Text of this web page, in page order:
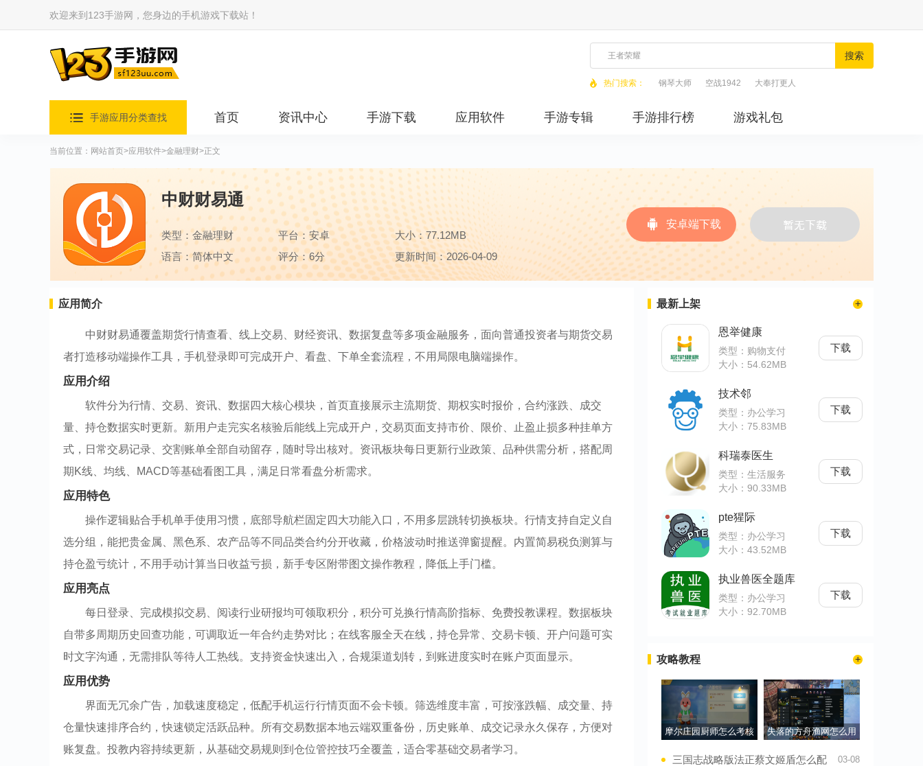
欢迎来到123手游网，您身边的手机游戏下载站！
搜索
热门搜索： 钢琴大师 空战1942 大奉打更人
手游应用分类查找 首页 资讯中心 手游下载 应用软件 手游专辑 手游排行榜 游戏礼包
当前位置： 网站首页>应用软件>金融理财>正文
中财财易通
类型：金融理财 平台：安卓
大小：77.12MB
语言：简体中文
评分：6分 更新时间：2026-04-09
安卓端下载
应用简介
中财财易通覆盖期货行情查看、线上交易、财经资讯、数据复盘等多项金融服务，面向普通投资者与期货交易
者打造移动端操作工具，手机登录即可完成开户、看盘、下单全套流程，不用局限电脑端操作。
应用介绍
软件分为行情、交易、资讯、数据四大核心模块，首页直接展示主流期货、期权实时报价，合约涨跌、成交
量、持仓数据实时更新。新用户走完实名核验后能线上完成开户，交易页面支持市价、限价、止盈止损多种挂单方
式，日常交易记录、交割账单全部自动留存，随时导出核对。资讯板块每日更新行业政策、品种供需分析，搭配周
期K线、均线、MACD等基础看图工具，满足日常看盘分析需求。
应用特色
操作逻辑贴合手机单手使用习惯，底部导航栏固定四大功能入口，不用多层跳转切换板块。行情支持自定义自
选分组，能把贵金属、黑色系、农产品等不同品类合约分开收藏，价格波动时推送弹窗提醒。内置简易税负测算与
持仓盈亏统计，不用手动计算当日收益亏损，新手专区附带图文操作教程，降低上手门槛。
应用亮点
每日登录、完成模拟交易、阅读行业研报均可领取积分，积分可兑换行情高阶指标、免费投教课程。数据板块
自带多周期历史回查功能，可调取近一年合约走势对比；在线客服全天在线，持仓异常、交易卡顿、开户问题可实
时文字沟通，无需排队等待人工热线。支持资金快速出入，合规渠道划转，到账进度实时在账户页面显示。
应用优势
界面无冗余广告，加载速度稳定，低配手机运行行情页面不会卡顿。筛选维度丰富，可按涨跌幅、成交量、持
仓量快速排序合约，快速锁定活跃品种。所有交易数据本地云端双重备份，历史账单、成交记录永久保存，方便对
账复盘。投教内容持续更新，从基础交易规则到仓位管控技巧全覆盖，适合零基础交易者学习。
最新上架
恩举健康
类型：购物支付
大小：54.62MB
下载
技术邻
类型：办公学习
大小：75.83MB
下载
科瑞泰医生
类型：生活服务
大小：90.33MB
下载
pte猩际
类型：办公学习
大小：43.52MB
下载
执业兽医全题库
类型：办公学习
大小：92.70MB
下载
攻略教程
摩尔庄园厨师怎么考核 失落的方舟渔网怎么用
三国志战略版法正蔡文姬盾怎么配 03-08